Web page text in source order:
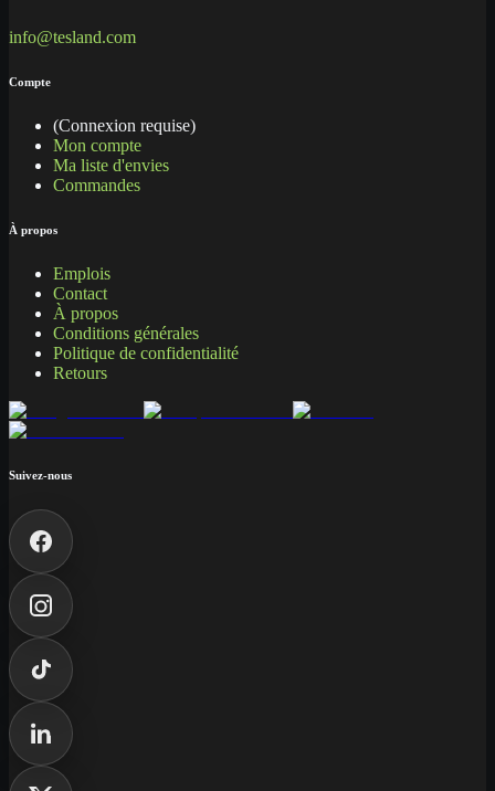
info@tesland.com
Compte
(Connexion requise)
Mon compte
Ma liste d'envies
Commandes
À propos
Emplois
Contact
À propos
Conditions générales
Politique de confidentialité
Retours
Suivez-nous